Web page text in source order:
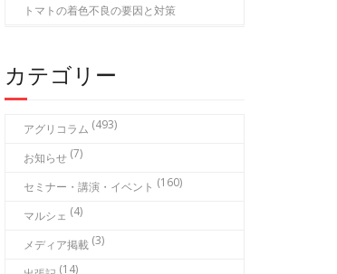
トマトの着色不良の要因と対策
カテゴリー
アグリコラム (493)
お知らせ (7)
セミナー・講演・イベント (160)
マルシェ (4)
メディア掲載 (3)
(14)